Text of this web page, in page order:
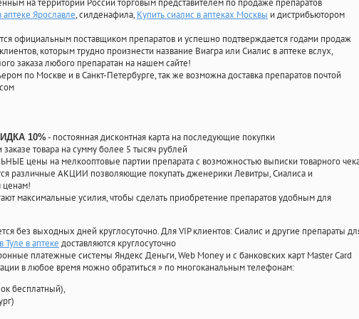
на территории России торговым представителем по продаже препаратов
аптеке Ярославле, силденафила, Купить сиалис в аптеках Москвы и дистрибьютором
официальным поставщиком препаратов и успешно подтверждается годами продаж
которым трудно произнести название Виагра или Сиалис в аптеке вслух,
заказа любого препаратан на нашем сайте!
по Москве и в Санкт-Петербурге, так же возможна доставка препаратов почтой
10%- постоянная дисконтная карта на последующие покупки
заказе товара на сумму более 5 тысяч рублей
цены на мелкооптовые партии препарата с возможностью выписки товарного
различные АКЦИИ позволяющие покупать дженерики Левитры, Сиалиса и
ценам!
максимальные усилия, чтобы сделать приобретение препаратов удобным для
без выходных дней круглосуточно. Для VIP клиентов: Сиалис и другие препараты
Туле в аптеке доставляются круглосуточно
платежные системы Яндекс Деньги, Web Money и с банковских карт Master Card
в любое время можно обратиться» по многоканальным телефонам:
бесплатный),